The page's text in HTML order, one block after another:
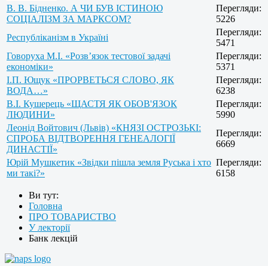
В. В. Бідненко. А ЧИ БУВ ІСТИНОЮ
СОЦІАЛІЗМ ЗА МАРКСОМ?
Перегляди:
5226
Республіканізм в Україні
Перегляди:
5471
Говоруха М.І. «Розв’язок тестової задачі
економіки»
Перегляди:
5371
І.П. Ющук «ПРОРВЕТЬСЯ СЛОВО, ЯК
ВОДА…»
Перегляди:
6238
В.І. Кушерець «ЩАСТЯ ЯК ОБОВ'ЯЗОК
ЛЮДИНИ»
Перегляди:
5990
Леонід Войтович (Львів) «КНЯЗІ ОСТРОЗЬКІ:
СПРОБА ВІДТВОРЕННЯ ГЕНЕАЛОГІЇ
ДИНАСТІЇ»
Перегляди:
6669
Юрій Мушкетик «Звідки пішла земля Руська і хто
ми такі?»
Перегляди:
6158
Ви тут:
Головна
ПРО ТОВАРИСТВО
У лекторії
Банк лекцій